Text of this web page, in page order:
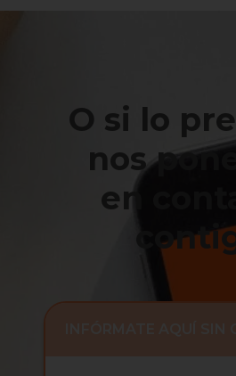
O si lo
nos
en